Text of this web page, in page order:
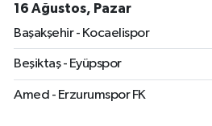
16 Ağustos, Pazar
Başakşehir - Kocaelispor
Beşiktaş - Eyüpspor
Amed - Erzurumspor FK